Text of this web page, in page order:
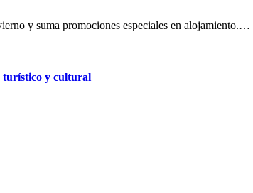
y suma promociones especiales en alojamiento.…
turístico y cultural